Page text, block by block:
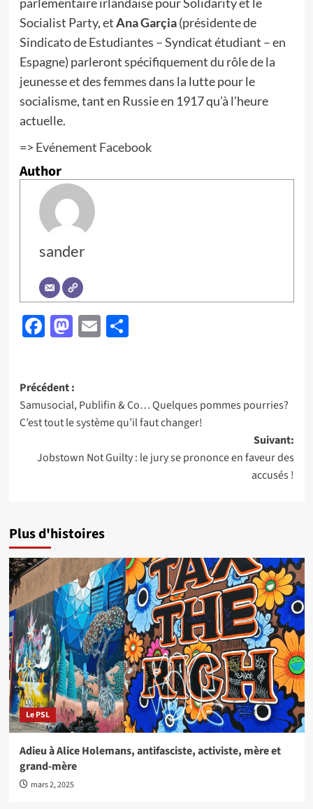
Socialist Party, etAna Garçia(présidente de
Sindicato de Estudiantes – Syndicat étudiant – en
Espagne) parleront spécifiquement du rôle de la
jeunesse et des femmes dans la lutte pour le
socialisme, tant en Russie en 1917 qu’à l’heure
actuelle.
=> Evénement Facebook
Author
sander
Facebook
Mastodon
EmailPartager
Navigation
d’article
Précédent :
Samusocial, Publifin & Co… Quelques pommes pourries?
C’est tout le système qu’il faut changer!
Suivant:
Jobstown Not Guilty : le jury se prononce en faveur des
accusés !
Plus d'histoires
Le PSL
Adieu à Alice Holemans, antifasciste, activiste, mère et
grand-mère
mars 2, 2025